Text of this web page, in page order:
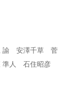
諭 安澤千草 菅
人 石住昭彦